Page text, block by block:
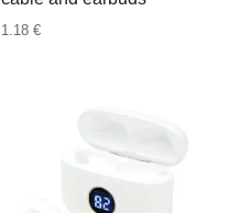
1.18€